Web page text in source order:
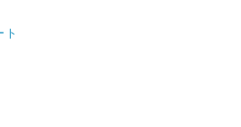
ト